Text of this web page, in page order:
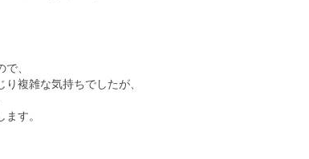
、
複雑な気持ちでしたが、
す。